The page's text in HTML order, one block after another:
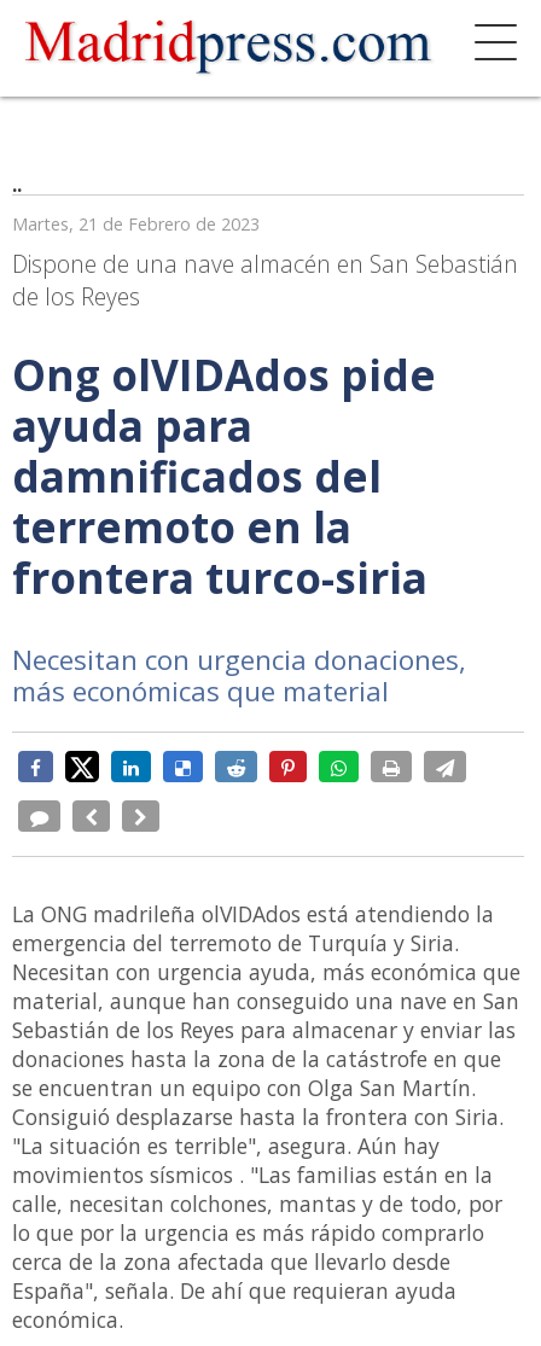
..
Martes, 21 de Febrero de 2023
Dispone de una nave almacén en San Sebastián
de los Reyes
Ong olVIDAdos pide
ayuda para
damnificados del
terremoto en la
frontera turco-siria
Necesitan con urgencia donaciones,
más económicas que material
La ONG madrileña olVIDAdos está atendiendo la
emergencia del terremoto de Turquía y Siria.
Necesitan con urgencia ayuda, más económica que
material, aunque han conseguido una nave en San
Sebastián de los Reyes para almacenar y enviar las
donaciones hasta la zona de la catástrofe en que
se encuentran un equipo con Olga San Martín.
Consiguió desplazarse hasta la frontera con Siria.
"La situación es terrible", asegura. Aún hay
movimientos sísmicos . "Las familias están en la
calle, necesitan colchones, mantas y de todo, por
lo que por la urgencia es más rápido comprarlo
cerca de la zona afectada que llevarlo desde
España", señala. De ahí que requieran ayuda
económica.